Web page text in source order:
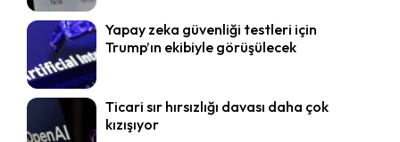
Yapay zeka güvenliği testleri için
Trump’ın ekibiyle görüşülecek
Ticari sır hırsızlığı davası daha çok
kızışıyor